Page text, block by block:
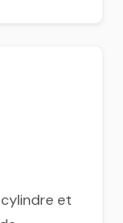
et